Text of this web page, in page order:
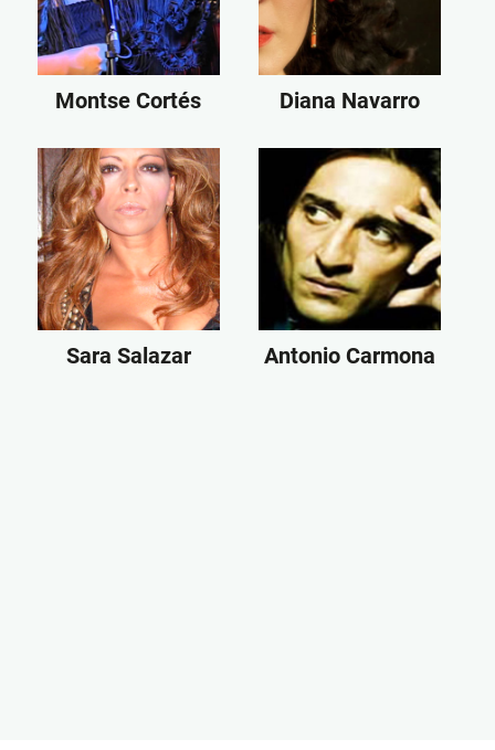
Montse Cortés Diana Navarro
Sara Salazar Antonio Carmona